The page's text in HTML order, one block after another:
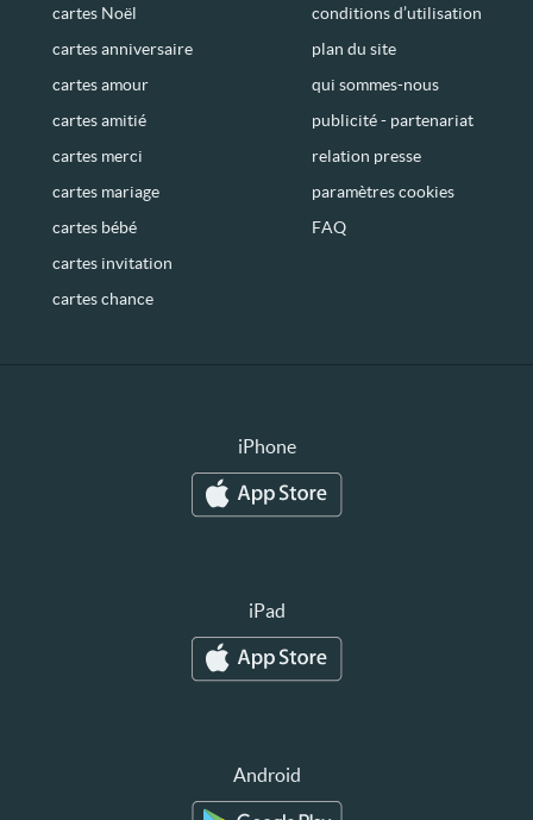
cartes Noël
cartes anniversaire
cartes amour
cartes amitié
cartes merci
cartes mariage
cartes bébé
cartes invitation
cartes chance
conditions d’utilisation
plan du site
qui sommes-nous
publicité - partenariat
relation presse
paramètres cookies
FAQ
iPhone
iPad
Android